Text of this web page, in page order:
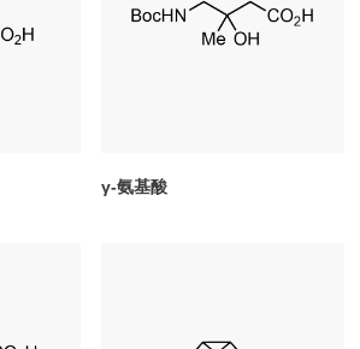
γ-氨基酸